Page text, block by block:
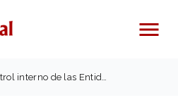
Menú
interno de las Entidades Locales